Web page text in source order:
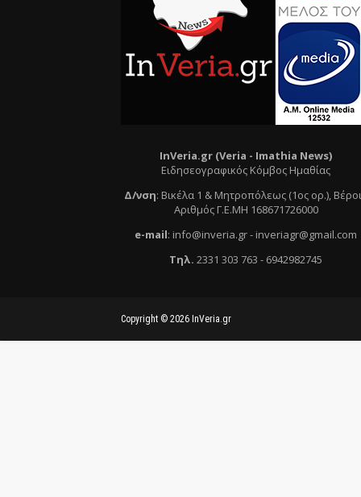
InVeria.gr (Veria - Ιmathia News)
Ειδησεογραφικός Κόμβος Ημαθίας
Δ/νση: Βικέλα 1 & Μητροπόλεως (1ος ορ.),
Αριθμός Γ.Ε.ΜΗ 168671726000
e-mail: info@inveria.gr- inveriagr@gmail.com
Τηλ. 2331 303 763 - 6942982745
Copyright © 2026 InVeria.gr